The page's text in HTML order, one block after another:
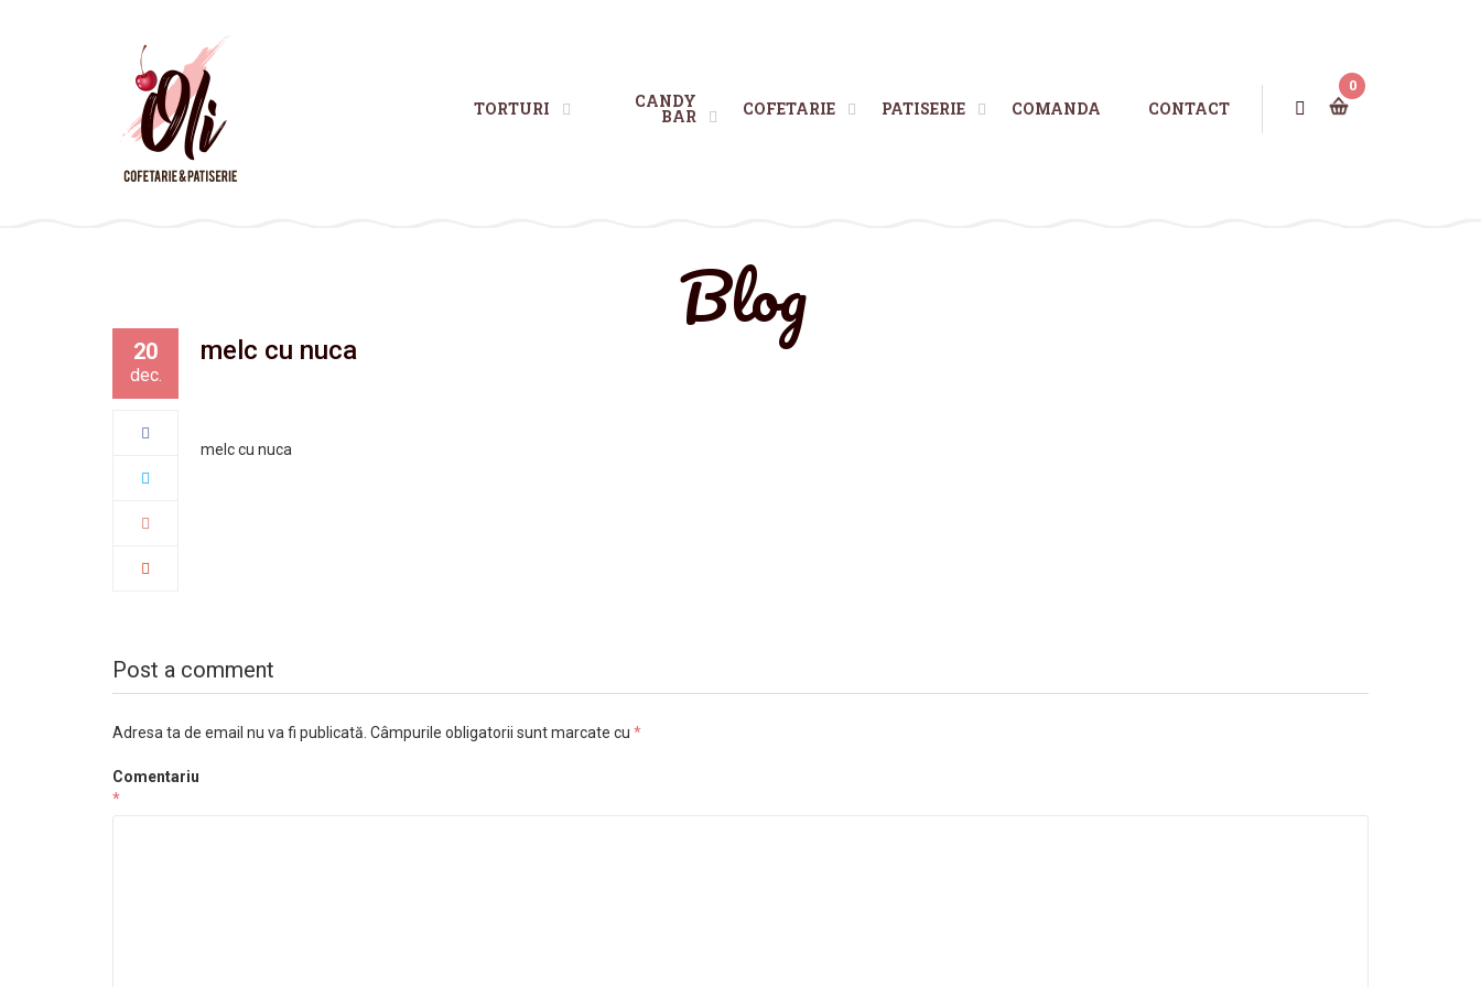
TORTURI CANDY
BAR COFETARIE PATISERIE COMANDA CONTACT
0
Blog
20
dec.
melc cu nuca
melc cu nuca
Post a comment
Adresa ta de email nu va fi publicată. Câmpurile obligatorii sunt marcate cu *
Comentariu
*